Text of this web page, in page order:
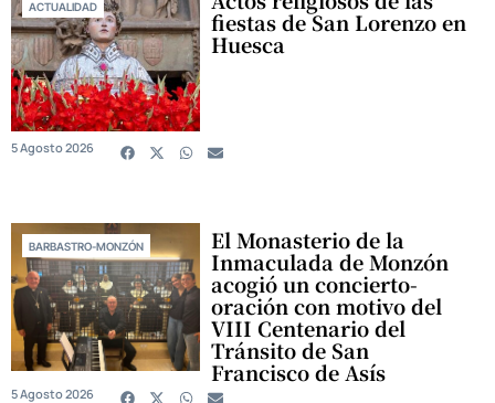
ACTUALIDAD
fiestas de San Lorenzo en
Huesca
5 Agosto 2026
BARBASTRO-MONZÓN El Monasterio de la
Inmaculada de Monzón
acogió un concierto-
oración con motivo del
VIII Centenario del
Tránsito de San
Francisco de Asís
5 Agosto 2026